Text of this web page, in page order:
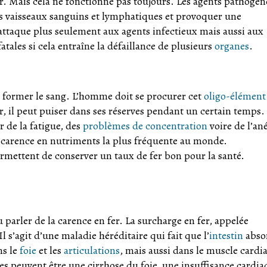
sanguins et lymphatiques et provoquer une
plus seulement aux agents infectieux mais aussi aux
si cela entraîne la défaillance de plusieurs organes.
le sang. L’homme doit se procurer cetoligo-élément
il peut puiser dans ses réserves pendant un certain
de la fatigue, des problèmes de concentrationvoire de
en nutriments la plus fréquente au monde.
de conserver un taux de fer bon pour la santé.
de la carence en fer. La surcharge en fer, appelée
d’une maladie héréditaire qui fait que l’intestin
le foie et les articulations, mais aussi dans le muscle